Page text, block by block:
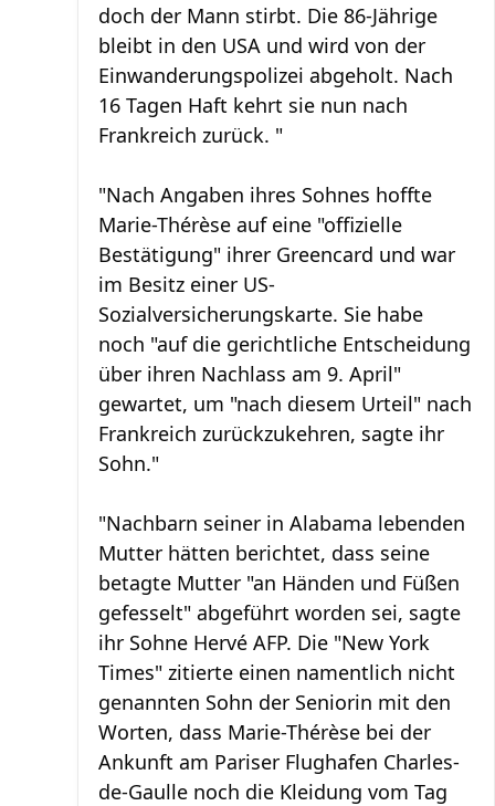
doch der Mann stirbt. Die 86-Jährige
bleibt in den USA und wird von der
Einwanderungspolizei abgeholt. Nach
16 Tagen Haft kehrt sie nun nach
Frankreich zurück. "
"Nach Angaben ihres Sohnes hoffte
Marie-Thérèse auf eine "offizielle
Bestätigung" ihrer Greencard und war
im Besitz einer US-
Sozialversicherungskarte. Sie habe
noch "auf die gerichtliche Entscheidung
über ihren Nachlass am 9. April"
gewartet, um "nach diesem Urteil" nach
Frankreich zurückzukehren, sagte ihr
Sohn."
"Nachbarn seiner in Alabama lebenden
Mutter hätten berichtet, dass seine
betagte Mutter "an Händen und Füßen
gefesselt" abgeführt worden sei, sagte
ihr Sohne Hervé AFP. Die "New York
Times" zitierte einen namentlich nicht
genannten Sohn der Seniorin mit den
Worten, dass Marie-Thérèse bei der
Ankunft am Pariser Flughafen Charles-
de-Gaulle noch die Kleidung vom Tag